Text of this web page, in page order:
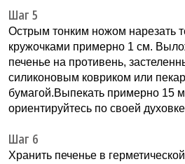
Шаг 5
Острым тонким ножом нарезать
кружочками примерно 1 см.
печенье на противень,
силиконовым ковриком или
бумагой.Выпекать примерно 15
ориентируйтесь по своей
Шаг 6
Хранить печенье в герметической